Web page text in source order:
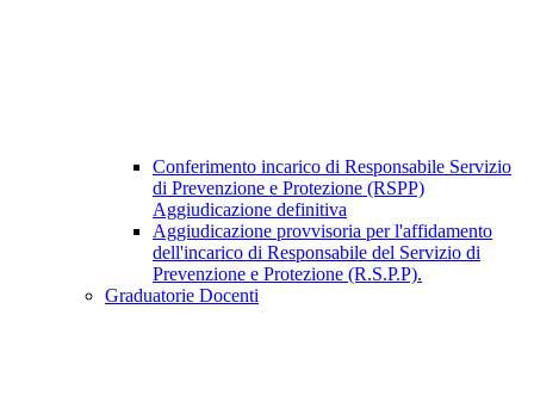
Conferimento incarico di Responsabile Servizio
di Prevenzione e Protezione (RSPP)
Aggiudicazione definitiva
Aggiudicazione provvisoria per l'affidamento
dell'incarico di Responsabile del Servizio di
Prevenzione e Protezione (R.S.P.P).
Graduatorie Docenti